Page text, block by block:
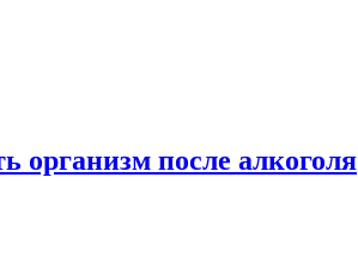
организм после алкоголя